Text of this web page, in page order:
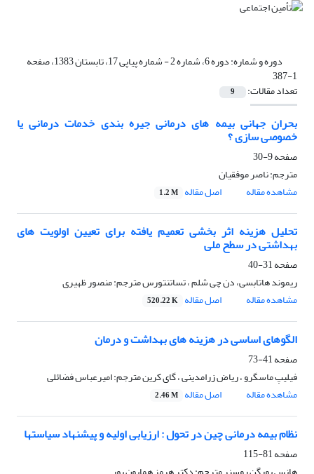
دوره و شماره: دوره 6، شماره 2 - شماره پیاپی 17، تابستان 1383، صفحه
1-387
تعداد مقالات: 9
بحران جهانی بیمه های درمانی جیره بندی خدمات درمانی یا
خصوصی سازی ؟
صفحه9-30
مترجم: ناصر موفقیان
مشاهده مقاله
اصل مقاله 1.2 M
تحلیل هزینه اثر بخشی تعمیم یافته برای تعیین اولویت های
بهداشتی در سطح ملی
صفحه31-40
ریموند هاتابسی، دن چی شلم ، تساتنتورس مترجم: منصور ظهیری
مشاهده مقاله
اصل مقاله 520.22 K
الگوهای اساسی در هزینه های بهداشت و درمان
صفحه41-73
فیلیپ ماسگرو ، ریاض زرامدینی ، گای کرین مترجم: امیرعباس فضائلی
مشاهده مقاله
اصل مقاله 2.46 M
نظام بیمه درمانی چین در تحول : ارزیابی اولیه و پیشنهاد سیاستها
صفحه81-115